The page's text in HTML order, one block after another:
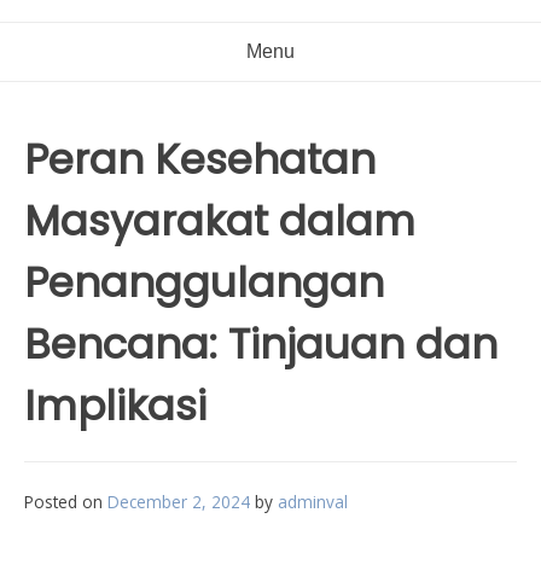
Menu
Peran Kesehatan
Masyarakat dalam
Penanggulangan
Bencana: Tinjauan dan
Implikasi
Posted on December 2, 2024 by adminval